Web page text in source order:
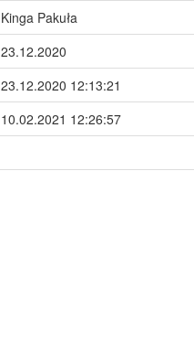
Kinga Pakuła
23.12.2020
23.12.2020 12:13:21
10.02.2021 12:26:57